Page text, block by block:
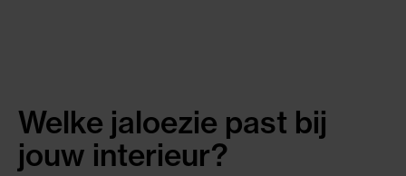
Welke jaloezie past bij
jouw interieur?